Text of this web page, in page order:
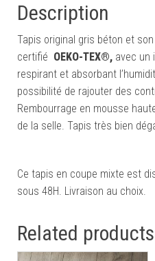
Description
Tapis original gris béton et
certifié OEKO-TEX®, avec un
respirant et absorbant
possibilité de rajouter des
Rembourrage en mousse
de la selle. Tapis très bien
Ce tapis en coupe mixte est
sous 48H. Livraison au choix.
Related products